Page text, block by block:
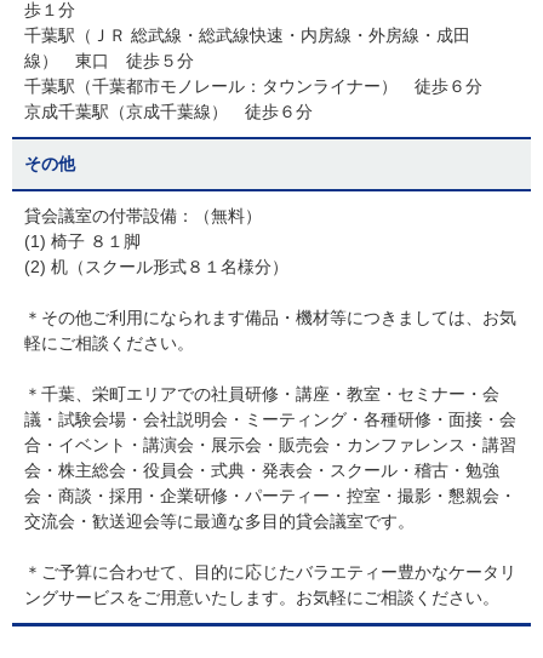
歩１分
千葉駅（ＪＲ 総武線・総武線快速・内房線・外房線・成田
線） 東口 徒歩５分
千葉駅（千葉都市モノレール：タウンライナー） 徒歩６分
京成千葉駅（京成千葉線） 徒歩６分
その他
貸会議室の付帯設備：（無料）
(1) 椅子 ８１脚
(2) 机（スクール形式８１名様分）
＊その他ご利用になられます備品・機材等につきましては、お気
軽にご相談ください。
＊千葉、栄町エリアでの社員研修・講座・教室・セミナー・会
議・試験会場・会社説明会・ミーティング・各種研修・面接・会
合・イベント・講演会・展示会・販売会・カンファレンス・講習
会・株主総会・役員会・式典・発表会・スクール・稽古・勉強
会・商談・採用・企業研修・パーティー・控室・撮影・懇親会・
交流会・歓送迎会等に最適な多目的貸会議室です。
＊ご予算に合わせて、目的に応じたバラエティー豊かなケータリ
ングサービスをご用意いたします。お気軽にご相談ください。